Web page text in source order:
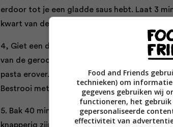
erdoor tot je een gladde saus hebt. Laat 3
kwart van de parmezaan erdoor.
4, Giet een derde van de saus in een
van de geroosterde groenten, een kwart van
pasta erover. Herhaal dit en eindig met de
Bestrooi met mozzarella.
5. Bak 40 minuten in de oven, tot de
knapperig zijn.
Food and Friends
technieken) om
gegevens gebruiken wij
functioneren, het gebruik
gepersonaliseerde
effectiviteit van